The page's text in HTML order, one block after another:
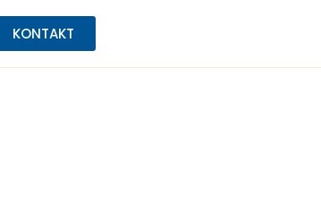
KONTAKT